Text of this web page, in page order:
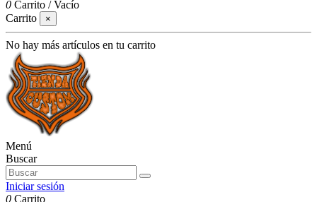
0 Carrito /Vacío
Carrito
×
No hay más artículos en tu carrito
Menú
Buscar
Iniciar sesión
0 Carrito